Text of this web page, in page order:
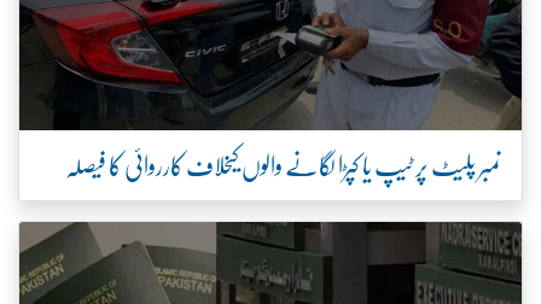
نمبر پلیٹ پر ٹیپ یا کپڑا لگانے والوں کیخلاف کارروائی کا فیصلہ